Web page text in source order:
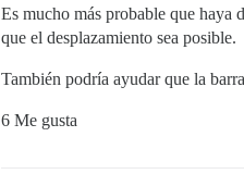
Es mucho más probable que haya
que el desplazamiento sea posible.
También podría ayudar que la
6 Me gusta